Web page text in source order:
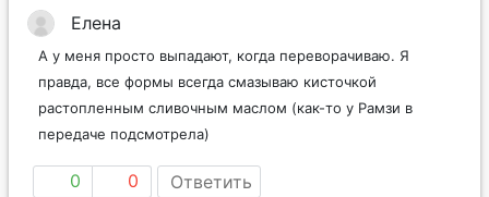
Елена
А у меня просто выпадают, когда переворачиваю. Я
правда, все формы всегда смазываю кисточкой
растопленным сливочным маслом (как-то у Рамзи в
передаче подсмотрела)
0 0 Ответить